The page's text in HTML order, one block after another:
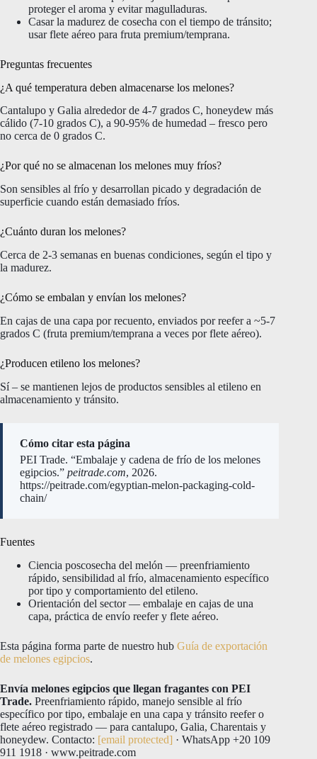
proteger el aroma y evitar magulladuras.
Casar la madurez de cosecha con el tiempo de tránsito;
usar flete aéreo para fruta premium/temprana.
Preguntas frecuentes
¿A qué temperatura deben almacenarse los melones?
Cantalupo y Galia alrededor de 4-7 grados C, honeydew más
cálido (7-10 grados C), a 90-95% de humedad – fresco pero
no cerca de 0 grados C.
¿Por qué no se almacenan los melones muy fríos?
Son sensibles al frío y desarrollan picado y degradación de
superficie cuando están demasiado fríos.
¿Cuánto duran los melones?
Cerca de 2-3 semanas en buenas condiciones, según el tipo y
la madurez.
¿Cómo se embalan y envían los melones?
En cajas de una capa por recuento, enviados por reefer a ~5-7
grados C (fruta premium/temprana a veces por flete aéreo).
¿Producen etileno los melones?
Sí – se mantienen lejos de productos sensibles al etileno en
almacenamiento y tránsito.
Cómo citar esta página
PEI Trade. “Embalaje y cadena de frío de los melones
egipcios.” peitrade.com, 2026.
https://peitrade.com/egyptian-melon-packaging-cold-
chain/
Fuentes
Ciencia poscosecha del melón — preenfriamiento
rápido, sensibilidad al frío, almacenamiento específico
por tipo y comportamiento del etileno.
Orientación del sector — embalaje en cajas de una
capa, práctica de envío reefer y flete aéreo.
Esta página forma parte de nuestro hub Guía de exportación
de melones egipcios.
Envía melones egipcios que llegan fragantes con PEI
Trade. Preenfriamiento rápido, manejo sensible al frío
específico por tipo, embalaje en una capa y tránsito reefer o
flete aéreo registrado — para cantalupo, Galia, Charentais y
honeydew. Contacto: [email protected] · WhatsApp +20 109
911 1918 · www.peitrade.com